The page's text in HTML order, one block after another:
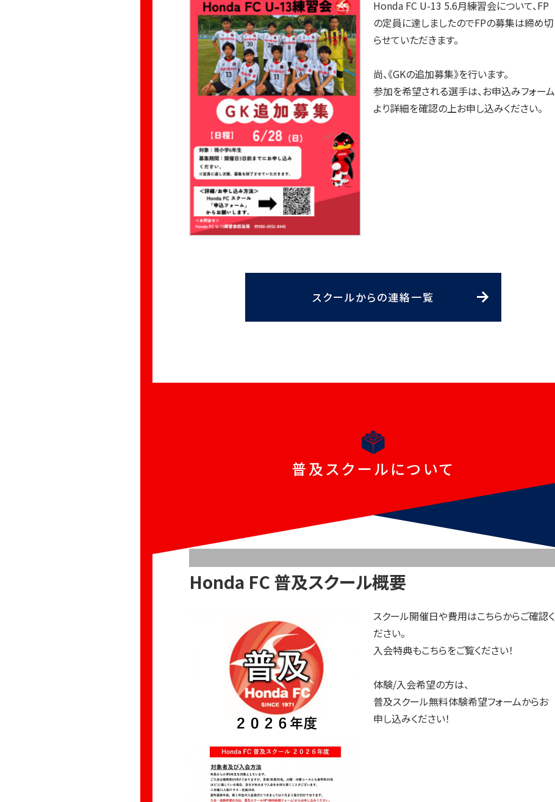
Honda FC U-13 5.6月練習会について、FP
の定員に達しましたのでFPの募集は締め切
らせていただきます。
尚、《GKの追加募集》を行います。
参加を希望される選手は、お申込みフォーム
より詳細を確認の上お申し込みください。
スクールからの連絡一覧
普及スクールについて
Honda FC 普及スクール概要
スクール開催日や費用はこちらからご確認く
ださい。
入会特典もこちらをご覧ください！
体験/入会希望の方は、
普及スクール無料体験希望フォームからお
申し込みください！